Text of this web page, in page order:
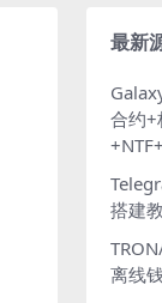
最新
合约+
搭建
离线